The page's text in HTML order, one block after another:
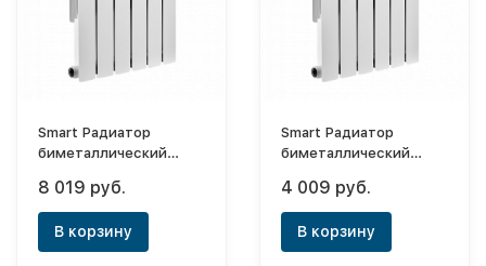
Smart Радиатор
биметаллический
500х12 (боковое)
8 019 руб.
В корзину
Smart Радиатор
биметаллический
(боковое)
4 009 руб.
В корзину